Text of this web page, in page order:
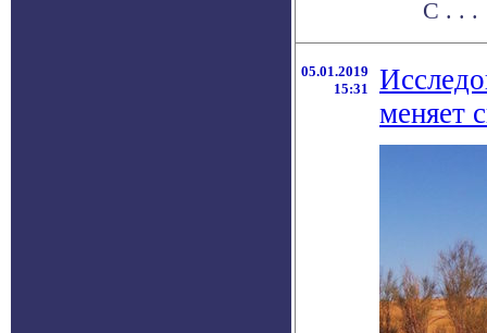
С . . .
05.01.2019
15:31
меняет